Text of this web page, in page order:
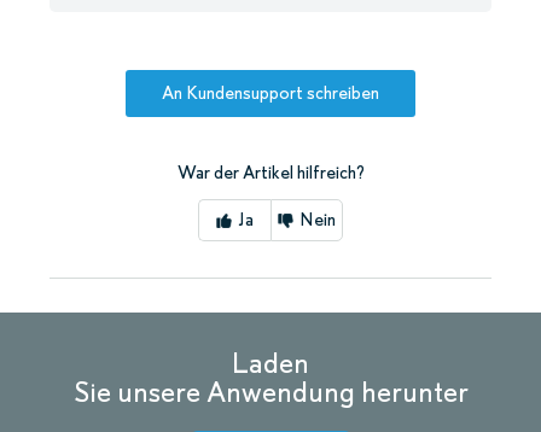
An Kundensupport schreiben
War der Artikel hilfreich?
Ja Nein
Laden
Sie unsere Anwendung herunter